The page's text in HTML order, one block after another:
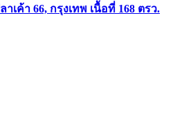
เค้า 66, กรุงเทพ เนื้อที่ 168 ตรว.